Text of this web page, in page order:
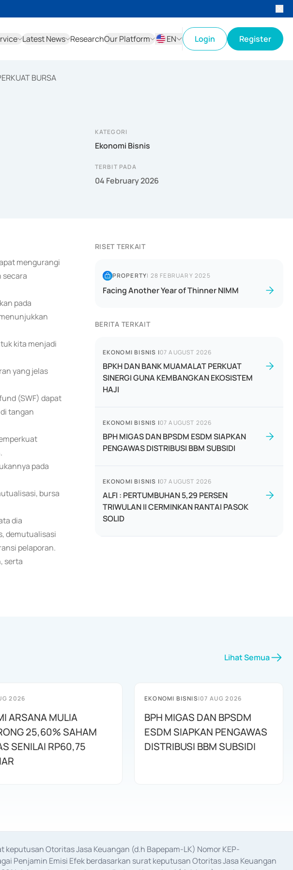
Latest News ResearchOur Platform
EN
Login Register
BURSA
KATEGORI
Ekonomi Bisnis
TERBIT PADA
04 February 2026
mengurangi
secara
pada
kita menjadi
yang jelas
(SWF) dapat
tangan
pada
bursa
dia
demutualisasi
pelaporan.
serta
RISET TERKAIT
PROPERTY| 28 FEBRUARY 2025
Facing Another Year of Thinner NIMM
BERITA TERKAIT
EKONOMI BISNIS |07 AUGUST 2026
BPKH DAN BANK MUAMALAT PERKUAT
SINERGI GUNA KEMBANGKAN EKOSISTEM
HAJI
EKONOMI BISNIS |07 AUGUST 2026
BPH MIGAS DAN BPSDM ESDM SIAPKAN
PENGAWAS DISTRIBUSI BBM SUBSIDI
EKONOMI BISNIS |07 AUGUST 2026
ALFI : PERTUMBUHAN 5,29 PERSEN
TRIWULAN II CERMINKAN RANTAI PASOK
SOLID
Lihat Semua
2026
ARSANA MULIA
25,60% SAHAM
SENILAI RP60,75
EKONOMI BISNIS|07 AUG 2026
BPH MIGAS DAN BPSDM
ESDM SIAPKAN PENGAWAS
DISTRIBUSI BBM SUBSIDI
Otoritas Jasa Keuangan (d.h Bapepam-LK) Nomor KEP-
Penjamin Emisi Efek berdasarkan surat keputusan Otoritas Jasa Keuangan